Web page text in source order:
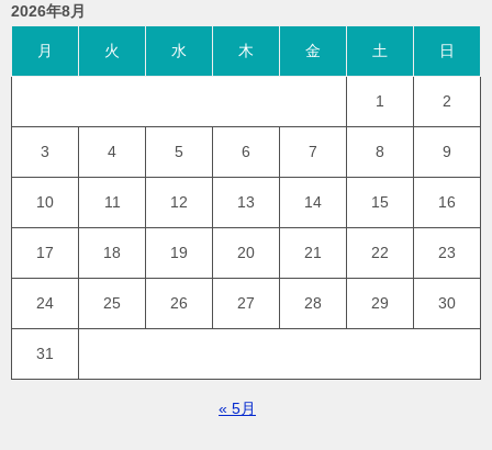
2026年8月
月 火 水 木 金 土 日
1 2
3 4 5 6 7 8 9
10 11 12 13 14 15 16
17 18 19 20 21 22 23
24 25 26 27 28 29 30
31
« 5月